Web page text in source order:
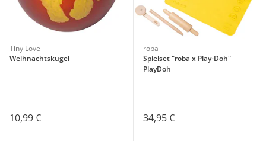
Tiny Love
Weihnachtskugel
10,99 €
roba
Spielset "roba x Play-Doh"
PlayDoh
34,95 €